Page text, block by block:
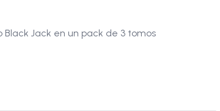
Jack en un pack de 3 tomos